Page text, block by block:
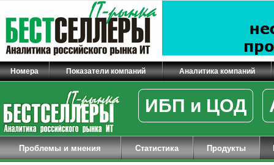
Номера Показатели компаний Аналитика компаний
ИБП и ЦОД
Проблемы и мнения Статистика Продукты